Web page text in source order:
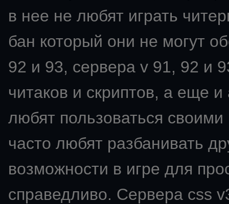
в нее не любят играть
бан который они не могут
92 и 93, сервера v 91, 92 и
читаков и скриптов, а еще
любят пользоваться
часто любят разбанивать
возможности в игре для
справедливо. Сервера css